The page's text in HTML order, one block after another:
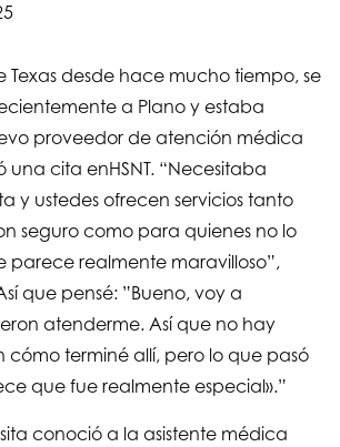
historia
Texas desde hace mucho tiempo, se
a Plano y estaba
proveedor de atención médica
una cita enHSNT. “Necesitaba
y ustedes ofrecen servicios tanto
seguro como para quienes no lo
parece realmente maravilloso”,
que pensé: ”Bueno, voy a
atenderme. Así que no hay
cómo terminé allí, pero lo que pasó
que fue realmente especial».”
conoció a la asistente médica